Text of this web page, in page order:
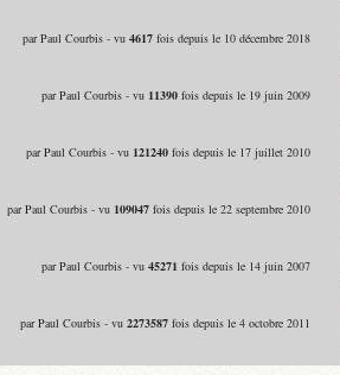
par Paul Courbis - vu 4617fois depuis le 10 décembre 2018
par Paul Courbis - vu 11390fois depuis le 19 juin 2009
par Paul Courbis - vu 121240fois depuis le 17 juillet 2010
par Paul Courbis - vu 109047fois depuis le 22 septembre 2010
par Paul Courbis - vu 45271 fois depuis le 14 juin 2007
par Paul Courbis - vu 2273587fois depuis le 4 octobre 2011